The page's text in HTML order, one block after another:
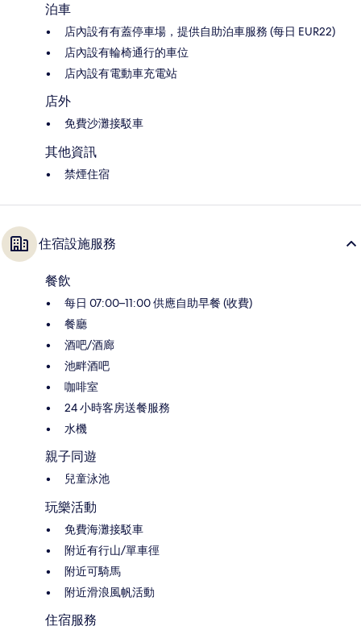
泊車
店內設有有蓋停車場，提供自助泊車服務 (每日 EUR22)
店內設有輪椅通行的車位
店內設有電動車充電站
店外
免費沙灘接駁車
其他資訊
禁煙住宿
住宿設施服務
餐飲
每日 07:00–11:00 供應自助早餐 (收費)
餐廳
酒吧/酒廊
池畔酒吧
咖啡室
24 小時客房送餐服務
水機
親子同遊
兒童泳池
玩樂活動
免費海灘接駁車
附近有行山/單車徑
附近可騎馬
附近滑浪風帆活動
住宿服務